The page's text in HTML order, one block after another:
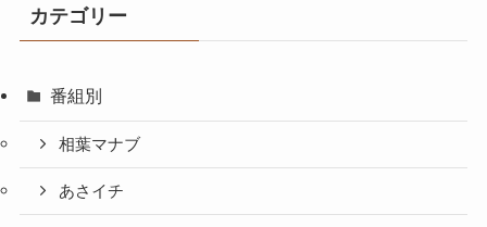
カテゴリー
番組別
相葉マナブ
あさイチ